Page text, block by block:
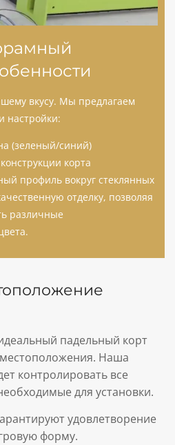
вкусу. Мы предлагаем
настройки:
(зеленый/синий)
корта
профиль вокруг стеклянных
отделку, позволяя
различные
падельный корт
Наша
контролировать все
для установки.
удовлетворение
форму.